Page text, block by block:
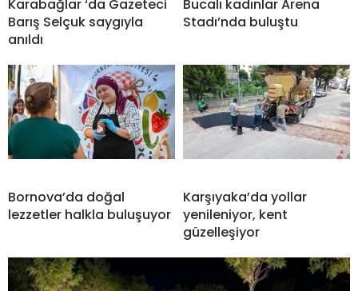
Karabağlar ‘da Gazeteci
Barış Selçuk saygıyla
anıldı
Bucalı kadınlar Arena
Stadı’nda buluştu
Bornova’da doğal
lezzetler halkla buluşuyor
Karşıyaka’da yollar
yenileniyor, kent
güzelleşiyor